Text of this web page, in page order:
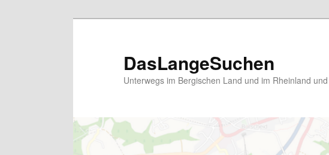
DasLangeSuchen
Unterwegs im Bergischen Land und im Rheinland